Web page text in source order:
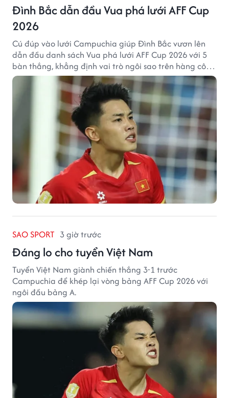
Đình Bắc dẫn đầu Vua phá lưới AFF Cup
2026
Cú đúp vào lưới Campuchia giúp Đình Bắc vươn lên
dẫn đầu danh sách Vua phá lưới AFF Cup 2026 với 5
bàn thắng, khẳng định vai trò ngôi sao trên hàng công
tuyển Việt Nam.
SAO SPORT 3 giờ trước
Đáng lo cho tuyển Việt Nam
Tuyển Việt Nam giành chiến thắng 3-1 trước
Campuchia để khép lại vòng bảng AFF Cup 2026 với
ngôi đầu bảng A.